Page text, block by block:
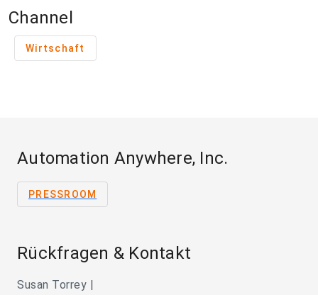
Channel
Wirtschaft
Automation Anywhere, Inc.
PRESSROOM
Rückfragen & Kontakt
Susan Torrey |